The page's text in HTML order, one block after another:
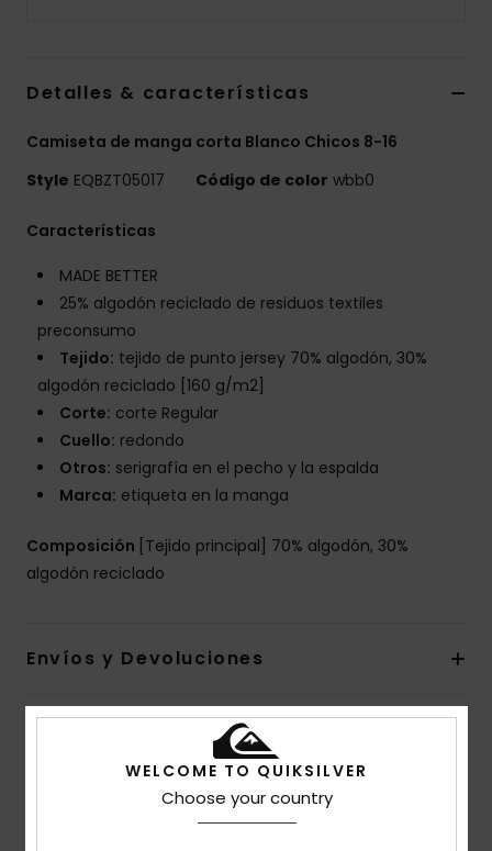
Detalles & características
Camiseta de manga corta Blanco Chicos 8-16
Style EQBZT05017 Código de color wbb0
Características
MADE BETTER
25% algodón reciclado de residuos textiles
preconsumo
Tejido: tejido de punto jersey 70% algodón, 30%
algodón reciclado [160 g/m2]
Corte: corte Regular
Cuello: redondo
Otros: serigrafía en el pecho y la espalda
Marca: etiqueta en la manga
Composición [Tejido principal] 70% algodón, 30%
algodón reciclado
Envíos y Devoluciones
Reseñas de los clientes
Puntuación media
WELCOME TO QUIKSILVER
Choose your country